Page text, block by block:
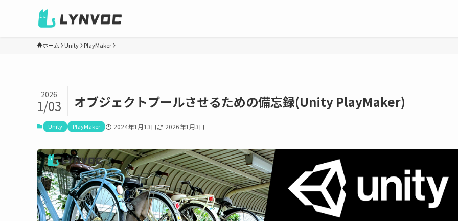
ホーム Unity PlayMaker
オブジェクトプールさせるための備忘録(Unity PlayMaker)
2026
1/03
Unity PlayMaker 2024年1月13日 2026年1月3日